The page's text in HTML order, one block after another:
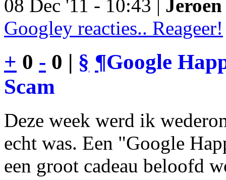
08 Dec '11 - 10:43 |
Googley reacties.. Reageer!
+ 0 - 0 | § ¶Google
Scam
Deze week werd ik
echt was. Een "Google
een groot cadeau beloofd